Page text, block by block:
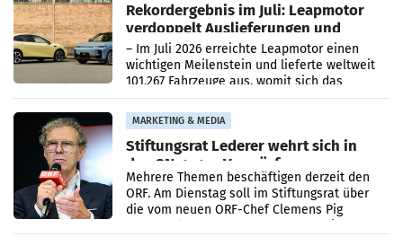
Rekordergebnis im Juli: Leapmotor
verdoppelt Auslieferungen und
überschreitet die 100.000er-Marke
– Im Juli 2026 erreichte Leapmotor einen
wichtigen Meilenstein und lieferte weltweit
101.267 Fahrzeuge aus, womit sich das
Ergebnis gegenüber Juli 2025 mehr als
verdoppelte (+102
MARKETING & MEDIA
Stiftungsrat Lederer wehrt sich in
den SN gegen Vorwürfe
Mehrere Themen beschäftigen derzeit den
ORF. Am Dienstag soll im Stiftungsrat über
die vom neuen ORF-Chef Clemens Pig